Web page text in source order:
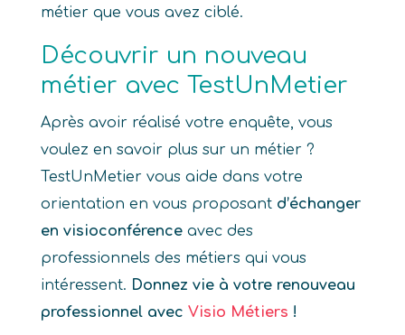
métier que vous avez ciblé.
Découvrir un nouveau
métier avec TestUnMetier
Après avoir réalisé votre enquête, vous
voulez en savoir plus sur un métier ?
TestUnMetier vous aide dans votre
orientation en vous proposant d’échanger
en visioconférence avec des
professionnels des métiers qui vous
intéressent. Donnez vie à votre renouveau
professionnel avec Visio Métiers !